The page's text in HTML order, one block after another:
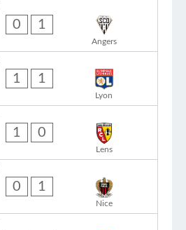
0 1
Angers
1 1
Lyon
1 0
Lens
0 1
Nice